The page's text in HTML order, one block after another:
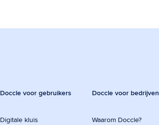
Doccle voor gebruikers
Digitale kluis
Doccle voor bedrijven
Waarom Doccle?